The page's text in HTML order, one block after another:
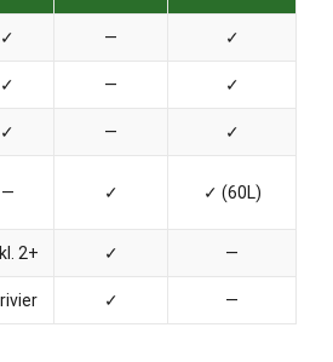
✓ — ✓
✓ — ✓
✓ — ✓
— ✓ ✓ (60L)
2+ ✓ —
✓ —